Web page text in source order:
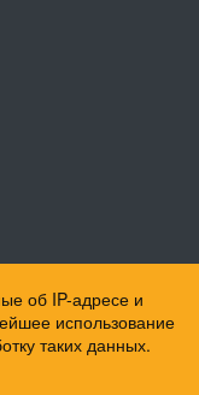
системы, 2026
об IP-адресе и
использование
таких данных.